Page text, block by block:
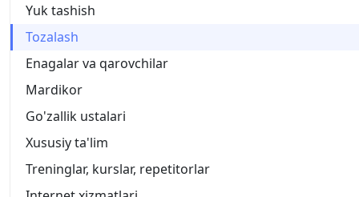
Yuk tashish
Tozalash
Enagalar va qarovchilar
Mardikor
Go'zallik ustalari
Xususiy ta'lim
Treninglar, kurslar, repetitorlar